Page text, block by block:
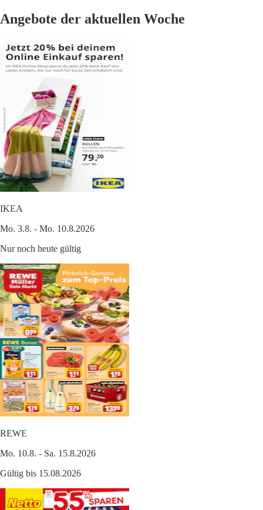
Angebote der aktuellen Woche
IKEA
Mo. 3.8. - Mo. 10.8.2026
Nur noch heute gültig
REWE
Mo. 10.8. - Sa. 15.8.2026
Gültig bis 15.08.2026